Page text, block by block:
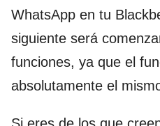
WhatsApp en tu
siguiente será
funciones, ya que el
absolutamente el